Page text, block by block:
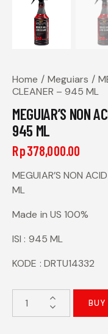
Home Meguiars
CLEANER – 945 ML
MEGUIAR’S NON
945 ML
Rp378,000.00
MEGUIAR’S NON
ML
Made in US 100%
ISI : 945 ML
KODE : DRTU14332